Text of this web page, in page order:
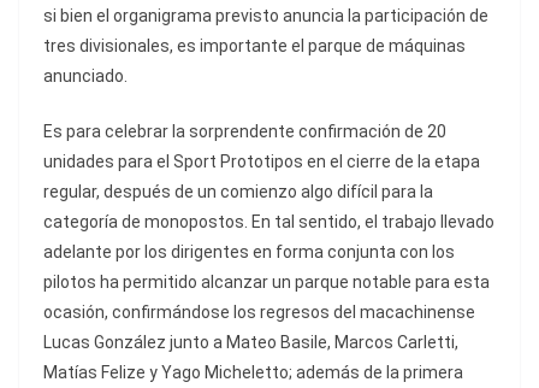
si bien el organigrama previsto anuncia la participación de
tres divisionales, es importante el parque de máquinas
anunciado.
Es para celebrar la sorprendente confirmación de 20
unidades para el Sport Prototipos en el cierre de la etapa
regular, después de un comienzo algo difícil para la
categoría de monopostos. En tal sentido, el trabajo llevado
adelante por los dirigentes en forma conjunta con los
pilotos ha permitido alcanzar un parque notable para esta
ocasión, confirmándose los regresos del macachinense
Lucas González junto a Mateo Basile, Marcos Carletti,
Matías Felize y Yago Micheletto; además de la primera